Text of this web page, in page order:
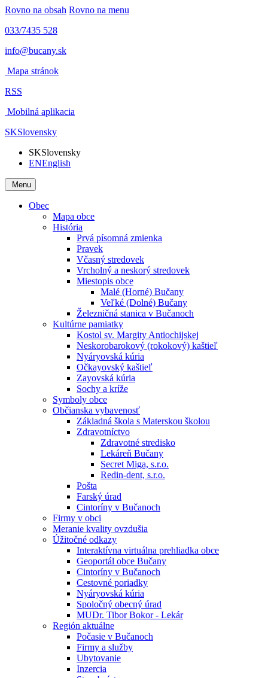
Rovno na obsah Rovno na menu
033/7435 528
info@bucany.sk
Mapa stránok
RSS
Mobilná aplikacia
SKSlovensky
SKSlovensky
ENEnglish
Menu
Obec
Mapa obce
História
Prvá písomná zmienka
Pravek
Včasný stredovek
Vrcholný a neskorý stredovek
Miestopis obce
Malé (Horné) Bučany
Veľké (Dolné) Bučany
Železničná stanica v Bučanoch
Kultúrne pamiatky
Kostol sv. Margity Antiochijskej
Neskorobarokový (rokokový) kaštieľ
Nyáryovská kúria
Očkayovský kaštieľ
Zayovská kúria
Sochy a kríže
Symboly obce
Občianska vybavenosť
Základná škola s Materskou školou
Zdravotníctvo
Zdravotné stredisko
Lekáreň Bučany
Secret Miga, s.r.o.
Redin-dent, s.r.o.
Pošta
Farský úrad
Cintoríny v Bučanoch
Firmy v obci
Meranie kvality ovzdušia
Úžitočné odkazy
Interaktívna virtuálna prehliadka obce
Geoportál obce Bučany
Cintoríny v Bučanoch
Cestovné poriadky
Nyáryovská kúria
Spoločný obecný úrad
MUDr. Tibor Bokor - Lekár
Región aktuálne
Počasie v Bučanoch
Firmy a služby
Ubytovanie
Inzercia